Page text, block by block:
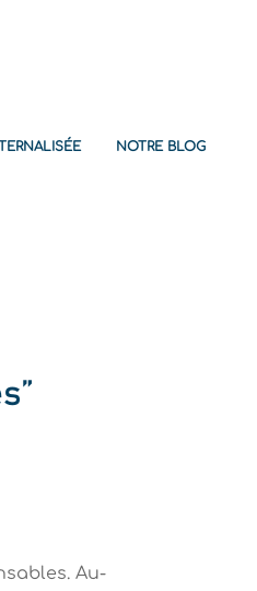
NOTRE BLOG
Au-